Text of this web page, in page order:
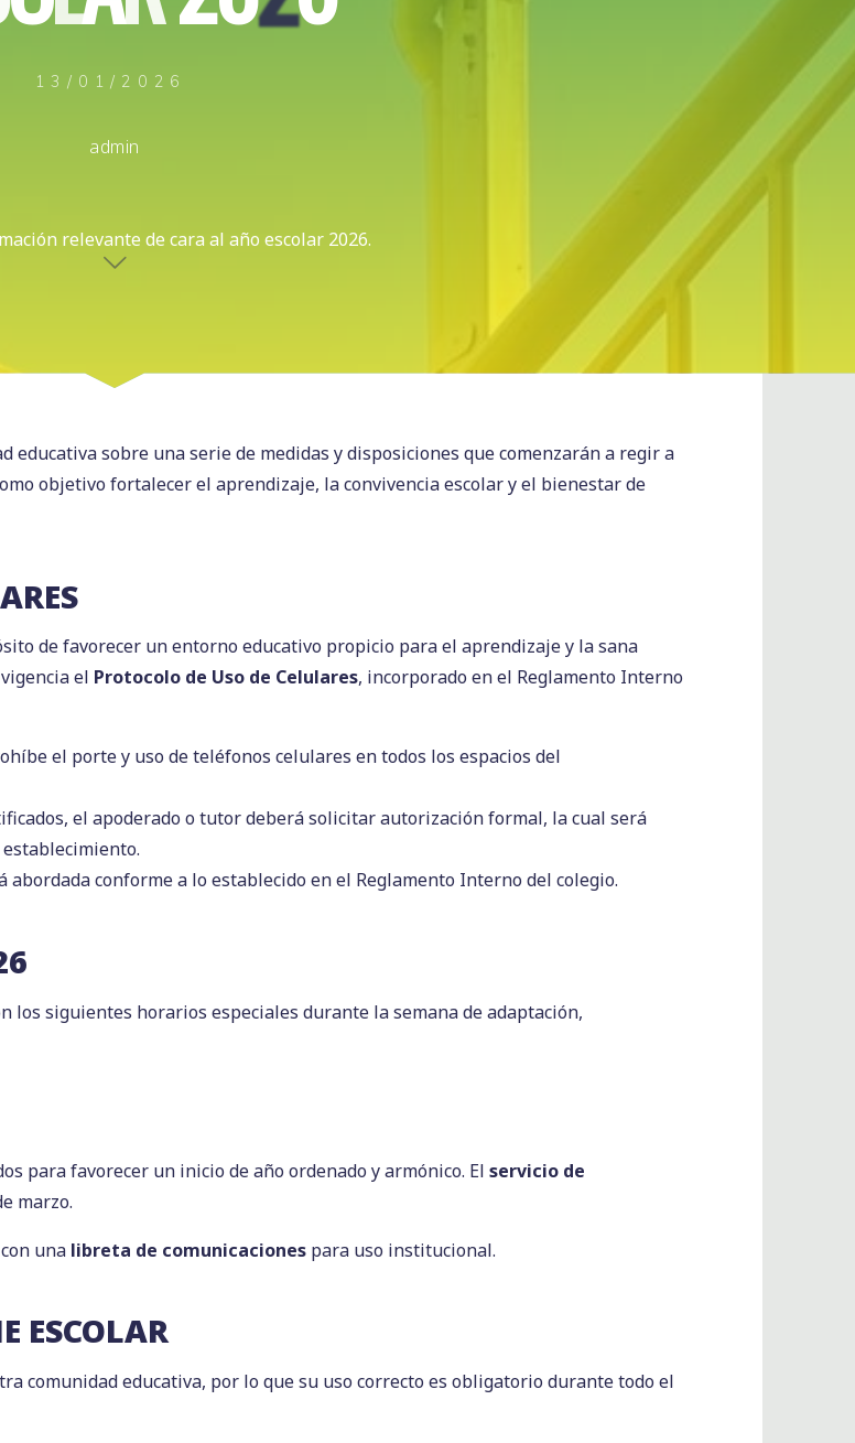
13/01/2026
admin
relevante de cara al año escolar 2026.
educativa sobre una serie de medidas y disposiciones que comenzarán a regir a
objetivo fortalecer el aprendizaje, la convivencia escolar y el bienestar de
de favorecer un entorno educativo propicio para el aprendizaje y la sana
el Protocolo de Uso de Celulares, incorporado en el Reglamento Interno
el porte y uso de teléfonos celulares en todos los espacios del
el apoderado o tutor deberá solicitar autorización formal, la cual será
conforme a lo establecido en el Reglamento Interno del colegio.
los siguientes horarios especiales durante la semana de adaptación,
para favorecer un inicio de año ordenado y armónico. El servicio de
marzo.
una libreta de comunicaciones para uso institucional.
ESCOLAR
comunidad educativa, por lo que su uso correcto es obligatorio durante todo el